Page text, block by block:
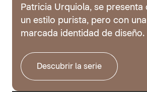
Patricia Urquiola, se presenta
un estilo purista, pero con una
marcada identidad de diseño.
Descubrir la serie